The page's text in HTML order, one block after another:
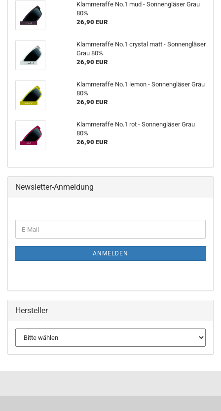
Klammeraffe No.1 mud - Sonnengläser Grau
80%
26,90 EUR
Klammeraffe No.1 crystal matt - Sonnengläser
Grau 80%
26,90 EUR
Klammeraffe No.1 lemon - Sonnengläser Grau
80%
26,90 EUR
Klammeraffe No.1 rot - Sonnengläser Grau
80%
26,90 EUR
Newsletter-Anmeldung
ZUR
E-
Mail
ANMELDEN
Hersteller